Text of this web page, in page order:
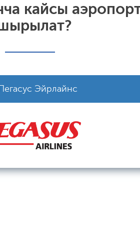
кайсы
Пегасус Эйрлайнс